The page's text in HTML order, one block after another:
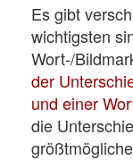
Es gibt
wichtigsten
Wort-/
der
und einer
die